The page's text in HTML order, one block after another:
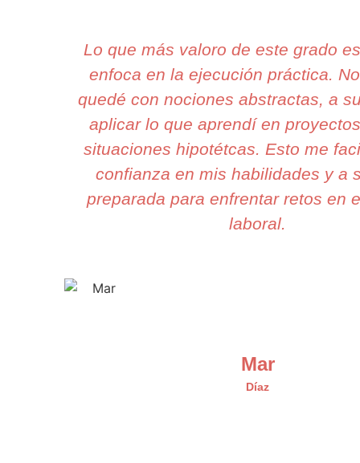
Lo que más valoro de este grado
enfoca en la ejecución práctica.
quedé con nociones abstractas, a
aplicar lo que aprendí en
situaciones hipotétcas. Esto me
confianza en mis habilidades y a
preparada para enfrentar retos en
laboral.
Mar
Díaz